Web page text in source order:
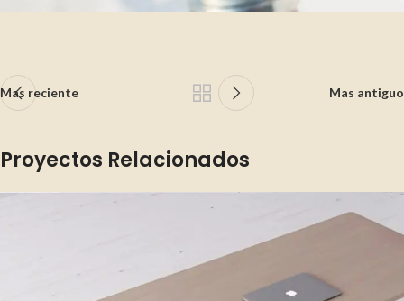
Mas reciente Mas antiguo
Proyectos Relacionados